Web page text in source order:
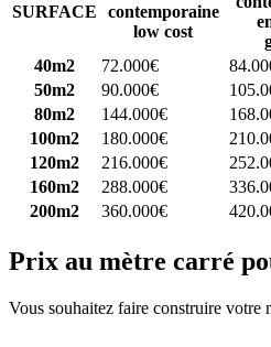
SURFACE
contemporaine
low cost
40m2
72.000€
50m2
90.000€
80m2
144.000€
100m2
180.000€
120m2
216.000€
160m2
288.000€
200m2
360.000€
Prix au mètre carré
Vous souhaitez faire construire votre